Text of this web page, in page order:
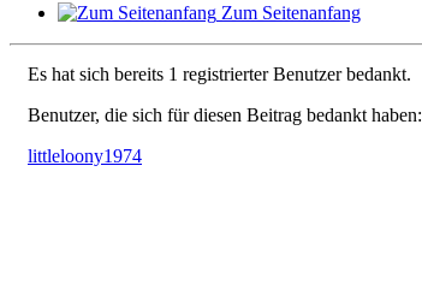
Zum Seitenanfang
Es hat sich bereits 1 registrierter Benutzer bedankt.
Benutzer, die sich für diesen Beitrag bedankt haben:
littleloony1974